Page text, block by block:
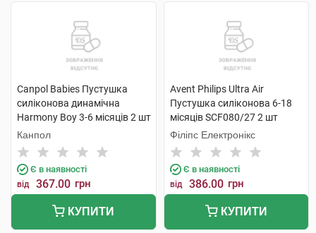
Canpol Babies Пустушка
силіконова динамічна
Harmony Boy 3-6 місяців 2 шт
Канпол
Є в наявності
від 367.00 грн
КУПИТИ
Avent Philips Ultra Air
Пустушка силіконова 6-18
місяців SCF080/27 2 шт
Філіпс Електронікс
Є в наявності
від 386.00 грн
КУПИТИ